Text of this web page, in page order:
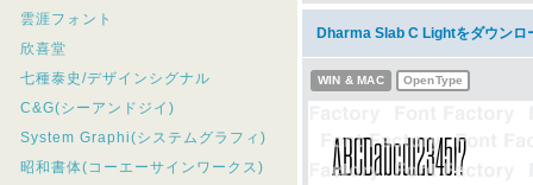
雲涯フォント
欣喜堂
七種泰史/デザインシグナル
C&G(シーアンドジイ)
System Graphi(システムグラフィ)
昭和書体(コーエーサインワークス)
Dharma Slab C Lightをダウンロ
WIN & MAC OpenType